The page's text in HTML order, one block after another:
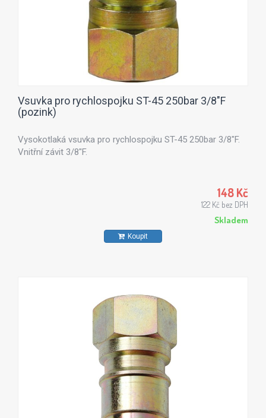
Vsuvka pro rychlospojku ST-45 250bar 3/8"F
(pozink)
Vysokotlaká vsuvka pro rychlospojku ST-45 250bar 3/8"F.
Vnitřní závit 3/8"F.
148 Kč
122 Kč bez DPH
Skladem
Koupit